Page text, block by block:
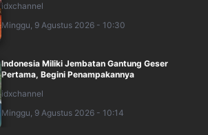
idxchannel
Minggu, 9 Agustus 2026 - 10:30
Indonesia Miliki Jembatan Gantung Geser
Pertama, Begini Penampakannya
idxchannel
Minggu, 9 Agustus 2026 - 10:14